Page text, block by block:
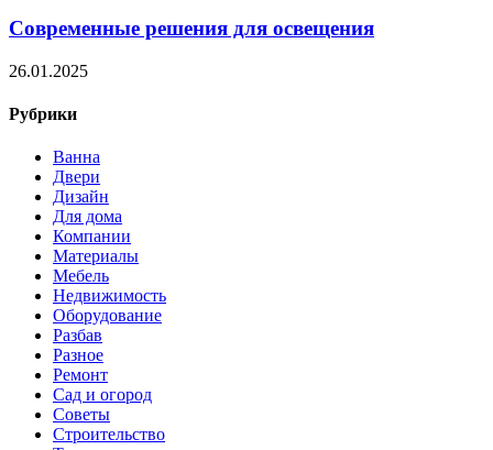
Современные решения для освещения
26.01.2025
Рубрики
Ванна
Двери
Дизайн
Для дома
Компании
Материалы
Мебель
Недвижимость
Оборудование
Разбав
Разное
Ремонт
Сад и огород
Советы
Строительство